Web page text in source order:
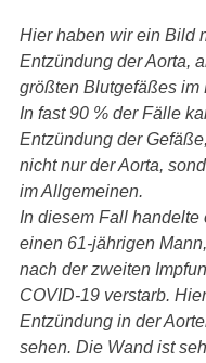
Hier haben wir ein Bild
Entzündung der Aorta,
größten Blutgefäßes im
In fast 90 % der Fälle
Entzündung der
nicht nur der Aorta,
im Allgemeinen.
In diesem Fall handelte
einen 61-jährigen
nach der zweiten
COVID-19 verstarb.
Entzündung in der
sehen. Die Wand ist